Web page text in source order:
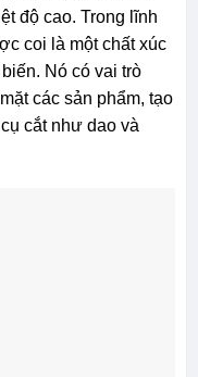
độ cao. Trong lĩnh
coi là một chất xúc
Nó có vai trò
các sản phẩm, tạo
cắt như dao và